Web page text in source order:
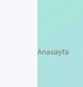
Anasayfa